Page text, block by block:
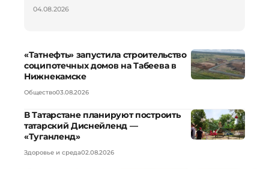
04.08.2026
«Татнефть» запустила строительство
соципотечных домов на Табеева в
Нижнекамске
Общество03.08.2026
В Татарстане планируют построить
татарский Диснейленд —
«Туганленд»
Здоровье и среда02.08.2026